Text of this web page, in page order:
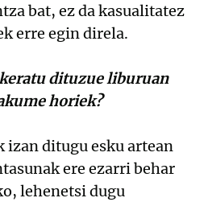
bat, ez da kasualitatez
erre egin direla.
dituzue liburuan
horiek?
izan ditugu esku artean
ere ezarri behar
lehenetsi dugu